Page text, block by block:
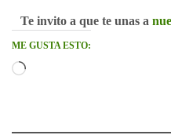
Te invito a que te unas a
ME GUSTA ESTO:
Cargando...